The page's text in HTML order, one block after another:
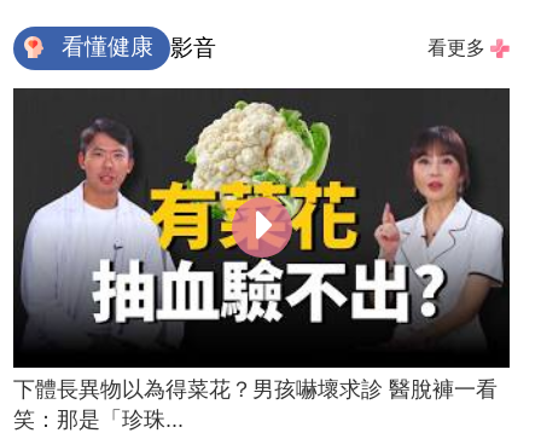
看懂健康 影音 看更多
下體長異物以為得菜花？男孩嚇壞求診 醫脫褲一看
笑：那是「珍珠...